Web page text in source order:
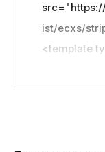
ist/ecxs/
<template